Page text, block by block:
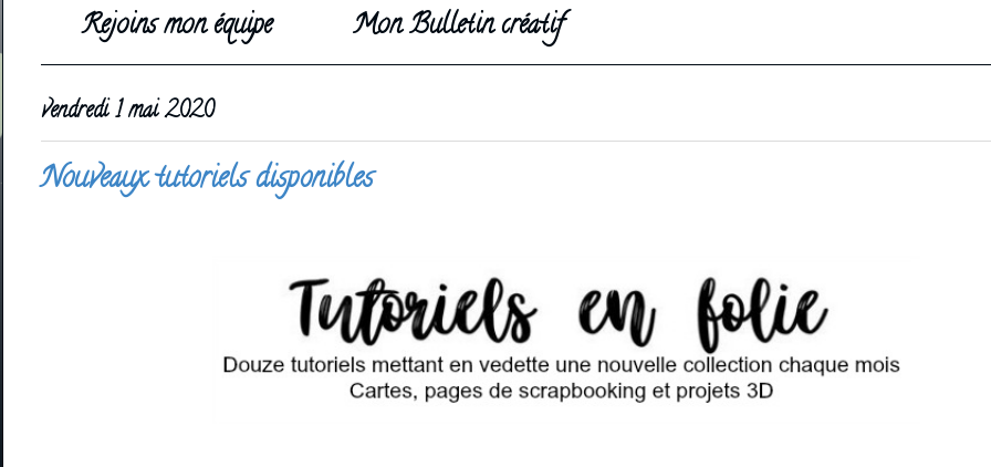
Rejoins mon équipe
Mon Bulletin créatif
vendredi 1 mai 2020
Nouveaux tutoriels disponibles